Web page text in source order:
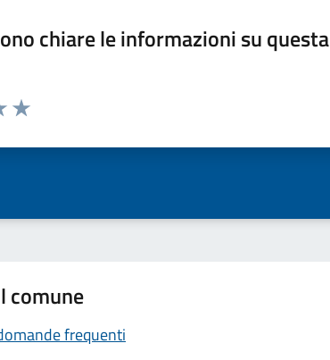
chiare le informazioni su questa
la pagina
comune
frequenti